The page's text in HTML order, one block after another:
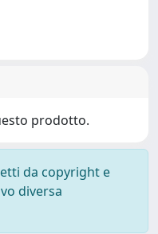
prodotto.
da copyright e
diversa